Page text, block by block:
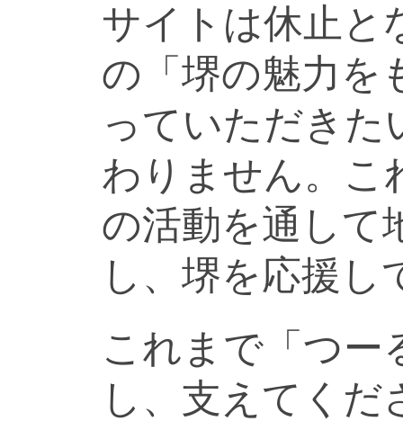
サイトは休止と
の「堺の魅力を
っていただきた
わりません。こ
の活動を通して
し、堺を応援し
これまで「つー
し、支えてく